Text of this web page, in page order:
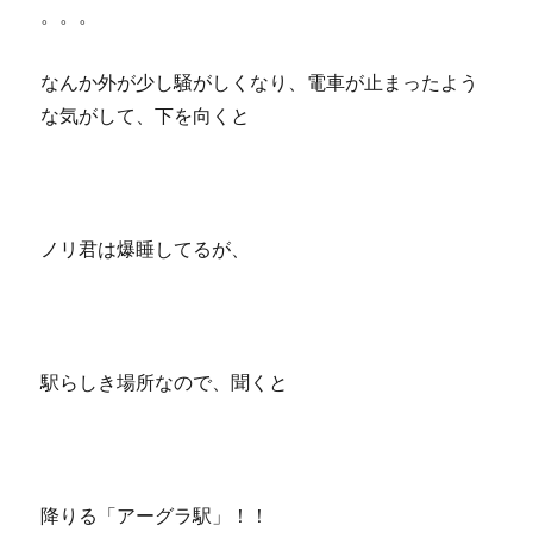
。。。
なんか外が少し騒がしくなり、電車が止まったよう
な気がして、下を向くと
ノリ君は爆睡してるが、
駅らしき場所なので、聞くと
降りる「アーグラ駅」！！